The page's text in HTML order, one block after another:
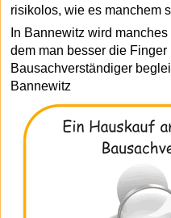
risikolos, wie es manchem
In Bannewitz wird
dem man besser die
Bausachverständiger
Bannewitz